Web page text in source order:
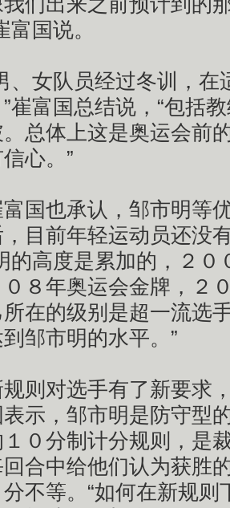
国说。
女队员经过冬训，在
崔富国总结说，“包括
总体上这是奥运会前
心。”
也承认，邹市明等
目前年轻运动员还没
的高度是累加的，２
８年奥运会金牌，２
在的级别是超一流选
邹市明的水平。”
对选手有了新要求
示，邹市明是防守型
０分制计分规则，是
合中给他们认为获胜
不等。“如何在新规则